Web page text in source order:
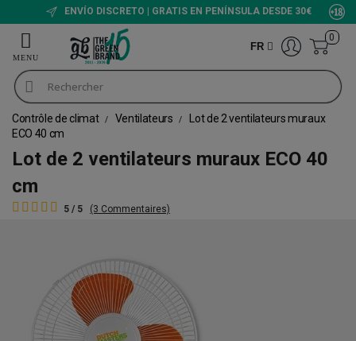
ENVÍO DISCRETO | GRATIS EN PENÍNSULA DESDE 30€
FR
0
Contrôle de climat Ventilateurs
Lot de 2 ventilateurs muraux
ECO 40 cm
Lot de 2 ventilateurs muraux ECO 40
cm
5 / 5 (3 Commentaires)